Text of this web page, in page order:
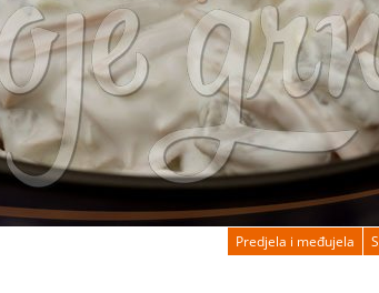
Predjela i međujela